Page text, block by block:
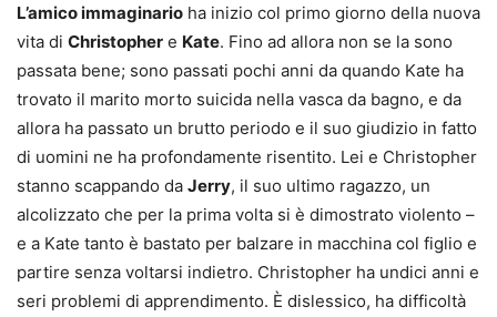
L’amico immaginario ha inizio col primo giorno della nuova
vita di Christopher e Kate. Fino ad allora non se la sono
passata bene; sono passati pochi anni da quando Kate ha
trovato il marito morto suicida nella vasca da bagno, e da
allora ha passato un brutto periodo e il suo giudizio in fatto
di uomini ne ha profondamente risentito. Lei e Christopher
stanno scappando da Jerry, il suo ultimo ragazzo, un
alcolizzato che per la prima volta si è dimostrato violento –
e a Kate tanto è bastato per balzare in macchina col figlio e
partire senza voltarsi indietro. Christopher ha undici anni e
seri problemi di apprendimento. È dislessico, ha difficoltà